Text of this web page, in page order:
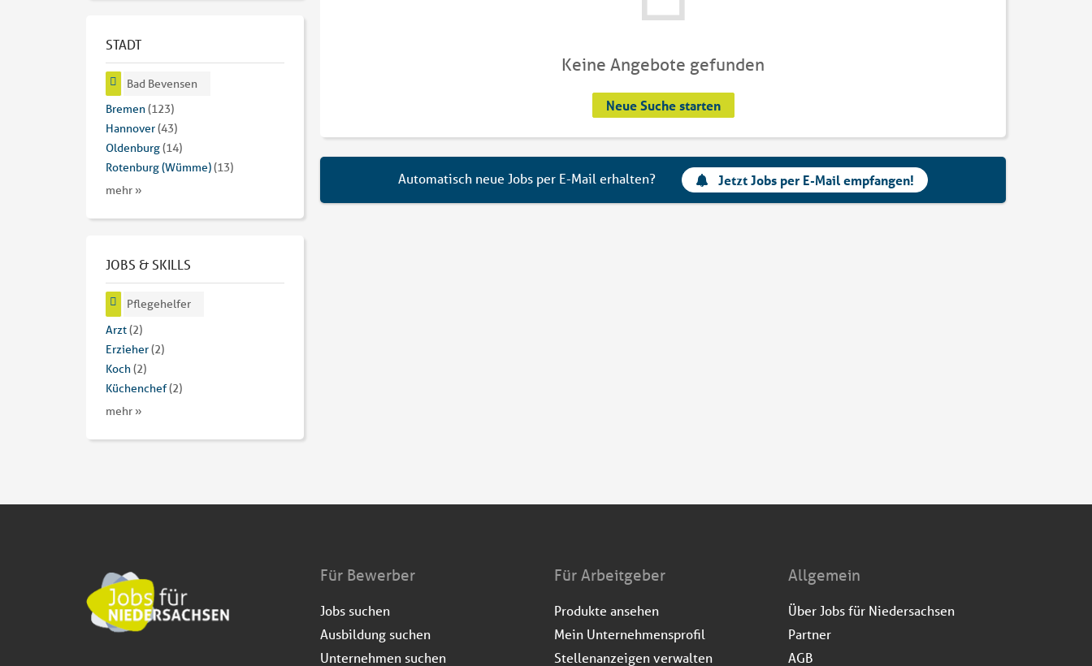
Keine Angebote gefunden
Neue Suche starten
Automatisch neue Jobs per E-Mail erhalten? Jetzt Jobs per E-Mail empfangen!
STADT
Bad Bevensen
Bremen(123)
Hannover(43)
Oldenburg(14)
Rotenburg (Wümme)(13)
mehr »
JOBS & SKILLS
Pflegehelfer
Arzt(2)
Erzieher(2)
Koch(2)
Küchenchef(2)
mehr »
Für Bewerber
Jobs suchen
Ausbildung suchen
Unternehmen suchen
Für Arbeitgeber
Produkte ansehen
Mein Unternehmensprofil
Stellenanzeigen verwalten
Allgemein
Über Jobs für Niedersachsen
Partner
AGB